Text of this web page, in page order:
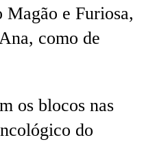
Magão e Furiosa,
como de
os blocos nas
do